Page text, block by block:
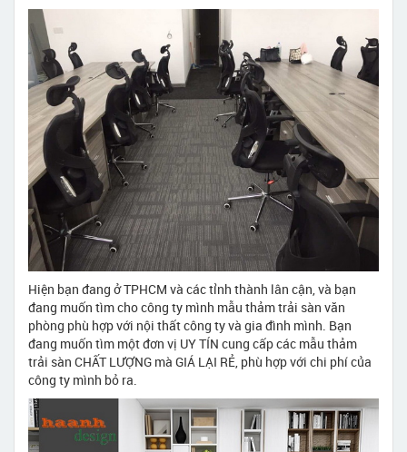
Hiện bạn đang ở TPHCM và các tỉnh thành lân cận, và bạn
đang muốn tìm cho công ty mình mẫu thảm trải sàn văn
phòng phù hợp với nội thất công ty và gia đình mình. Bạn
đang muốn tìm một đơn vị UY TÍN cung cấp các mẫu thảm
trải sàn CHẤT LƯỢNG mà GIÁ LẠI RẺ, phù hợp với chi phí của
công ty mình bỏ ra.